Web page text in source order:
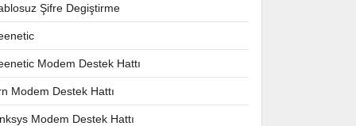
Şifre Degiştirme
Modem Destek Hattı
Modem Destek Hattı
Modem Destek Hattı